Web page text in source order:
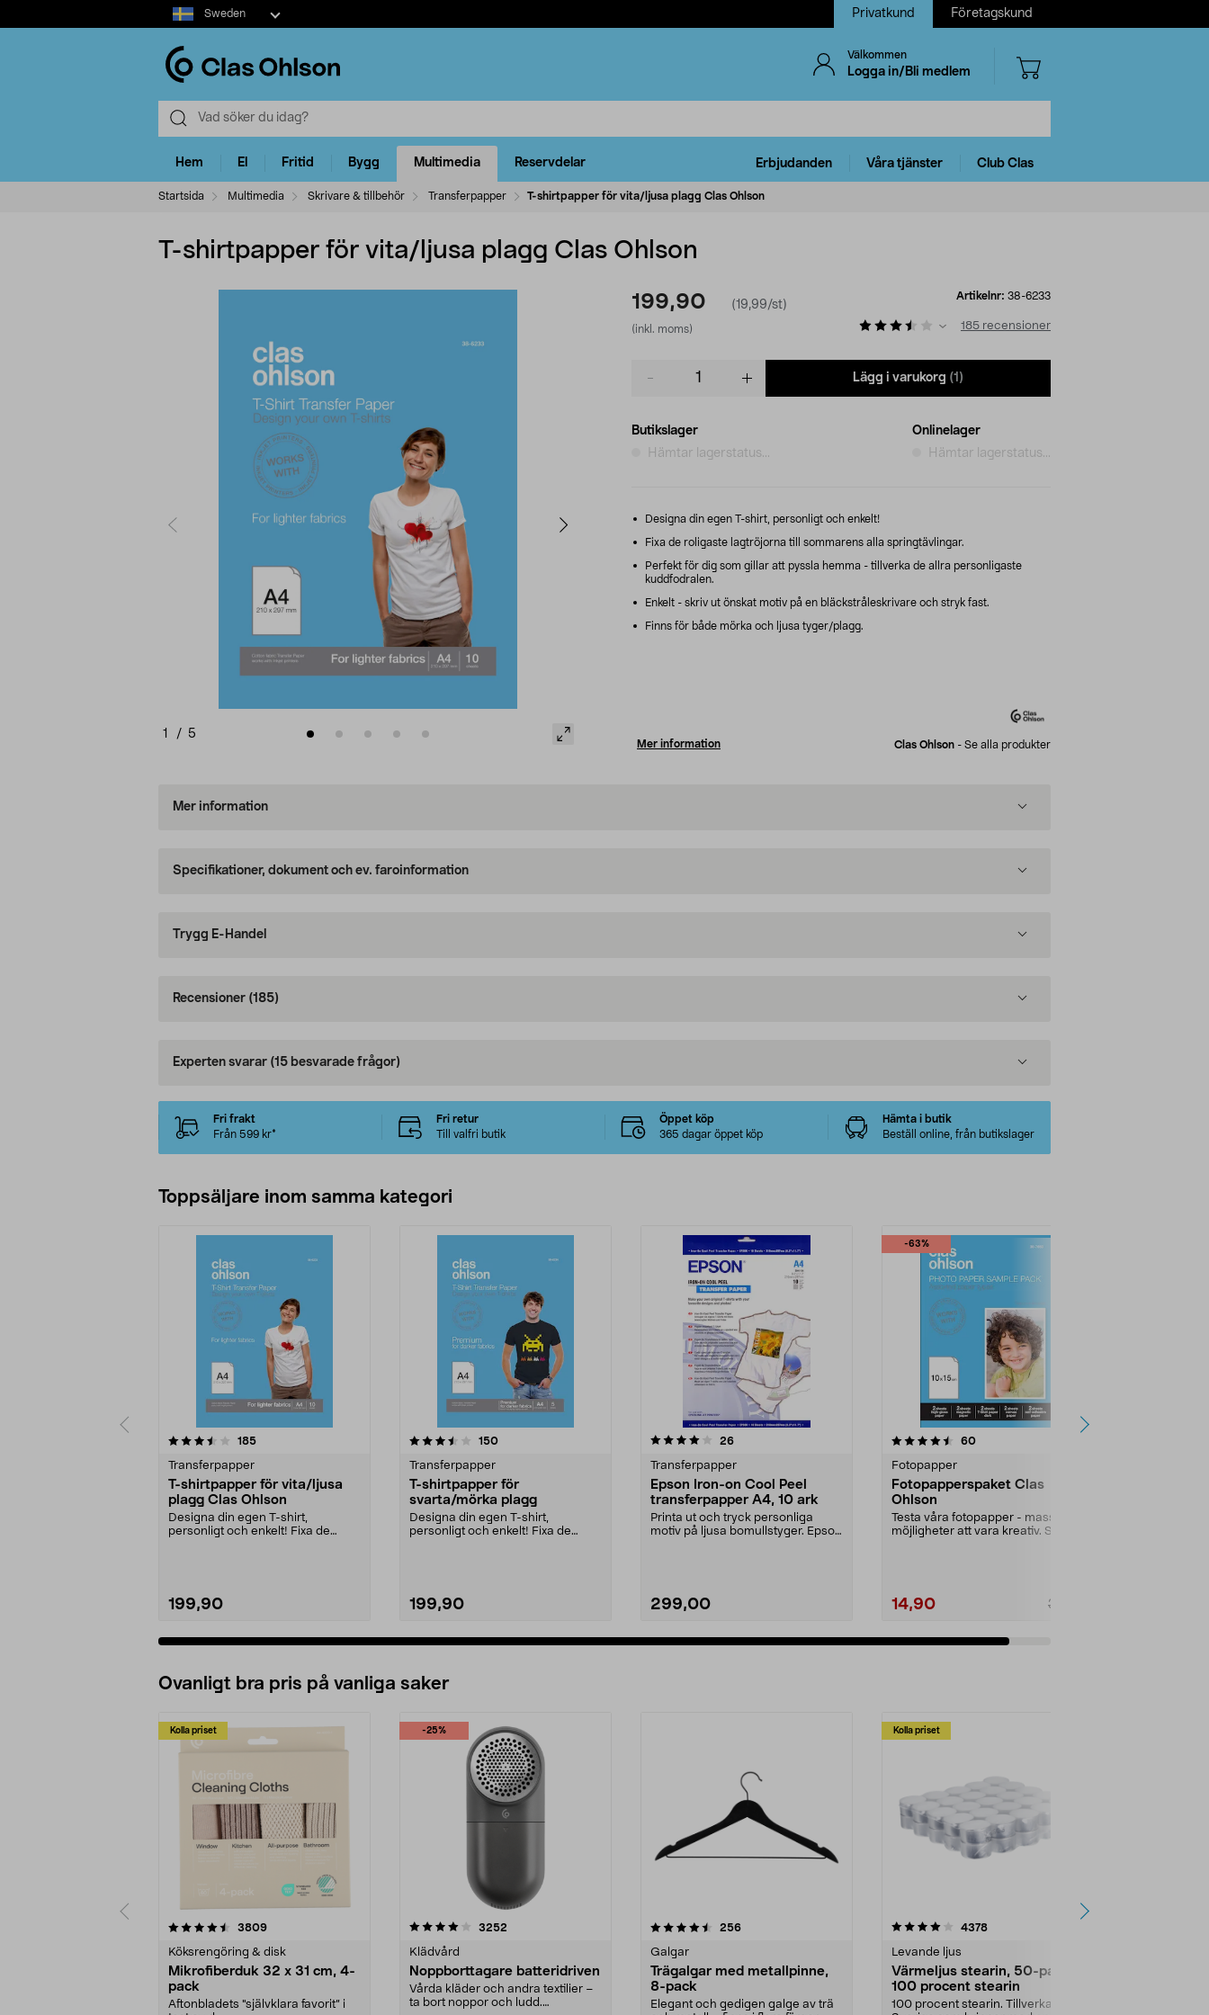
Select
market
Sweden Privatkund Företagskund
Välkommen
Logga in/Bli medlem
Hem El Fritid Bygg Multimedia Reservdelar Erbjudanden Våra tjänster Club Clas
Startsida Multimedia Skrivare & tillbehör Transferpapper T-shirtpapper för vita/ljusa plagg Clas Ohlson
T-shirtpapper för vita/ljusa plagg Clas Ohlson
1 / 5
199,90 (19,99/st)
(inkl. moms)
Artikelnr: 38-6233
185 recensioner
Lägg i varukorg (1)
Butikslager
Hämtar lagerstatus...
Onlinelager
Hämtar lagerstatus...
Designa din egen T-shirt, personligt och enkelt!
Fixa de roligaste lagtröjorna till sommarens alla springtävlingar.
Perfekt för dig som gillar att pyssla hemma - tillverka de allra personligaste
kuddfodralen.
Enkelt - skriv ut önskat motiv på en bläckstråleskrivare och stryk fast.
Finns för både mörka och ljusa tyger/plagg.
Mer information Clas Ohlson - Se alla produkter
Mer information
Specifikationer, dokument och ev. faroinformation
Trygg E-Handel
Recensioner (185)
Experten svarar (15 besvarade frågor)
Fri frakt
Från 599 kr*
Fri retur
Till valfri butik
Öppet köp
365 dagar öppet köp
Hämta i butik
Beställ online, från butikslager
Toppsäljare inom samma kategori
185recensioner
Transferpapper
T-shirtpapper för vita/ljusa
plagg Clas Ohlson
Designa din egen T-shirt,
personligt och enkelt! Fixa de
199,90
3.5 av 5 stjärnor 150recensioner
Transferpapper
T-shirtpapper för
svarta/mörka plagg
Designa din egen T-shirt,
personligt och enkelt! Fixa de
199,90
4.0 av 5 stjärnor 26recensioner
Transferpapper
Epson Iron-on Cool Peel
transferpapper A4, 10 ark
Printa ut och tryck personliga
motiv på ljusa bomullstyger. Epson
299,00
-63%
4.5 av 5 stjärnor 60recensioner
Fotopapper
Fotopapperspaket Clas
Ohlson
Testa våra fotopapper - massor av
möjligheter att vara kreativ. Smart
14,90 39,90
Ovanligt bra pris på vanliga saker
Kolla priset
3809recensioner
Köksrengöring & disk
Mikrofiberduk 32 x 31 cm, 4-
pack
Aftonbladets "självklara favorit” i
-25%
4.0av 5 stjärnor 3252
Klädvård
Noppborttagare batteridriven
Vårda kläder och andra textilier –
ta bort noppor och ludd.
4.5av 5 stjärnor 256recensioner
Galgar
Trägalgar med metallpinne,
8-pack
Elegant och gedigen galge av trä
Kolla priset
4.0av 5 stjärnor 4378recensioner
Levande ljus
Värmeljus stearin, 50-pack,
100 procent stearin
100 procent stearin. Tillverkade i
4.5av 5 stjärnor